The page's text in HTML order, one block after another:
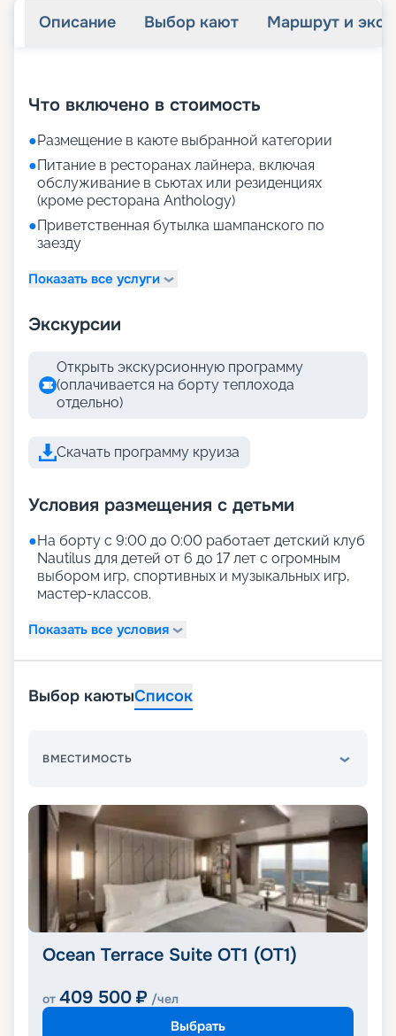
Описание Выбор кают Маршрут и
Что включено в стоимость
●Размещение в каюте выбранной категории
●Питание в ресторанах лайнера, включая
обслуживание в сьютах или резиденциях
(кроме ресторана Anthology)
●Приветственная бутылка шампанского по
заезду
Показать все услуги
Экскурсии
Открыть экскурсионную программу
(оплачивается на борту теплохода
отдельно)
Скачать программу круиза
Условия размещения с детьми
●На борту с 9:00 до 0:00 работает детский клуб
Nautilus для детей от 6 до 17 лет с огромным
выбором игр, спортивных и музыкальных игр,
мастер-классов.
Показать все условия
Выбор каютыСписок
ВМЕСТИМОСТЬ
Ocean Terrace Suite OT1 (OT1)
от 409 500 ₽ /чел
Выбрать